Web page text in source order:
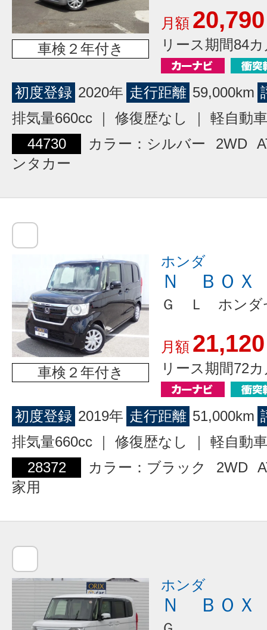
車検２年付き
月額 20,790
リース期間84
初度登録 2020年 走行距離 59,000km
排気量660cc ｜ 修復歴なし ｜ 軽自動車
44730
カラー：シルバー 2WD
ンタカー
車検２年付き
ホンダ
Ｎ ＢＯＸ
Ｇ Ｌ ホンダ
月額 21,120
リース期間72
初度登録 2019年 走行距離 51,000km
排気量660cc ｜ 修復歴なし ｜ 軽自動車
28372
カラー：ブラック 2WD
家用
ホンダ
Ｎ ＢＯＸ